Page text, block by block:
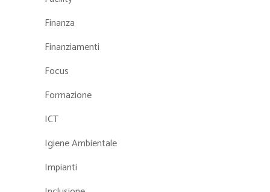
Finanza
Finanziamenti
Focus
Formazione
ICT
Igiene Ambientale
Impianti